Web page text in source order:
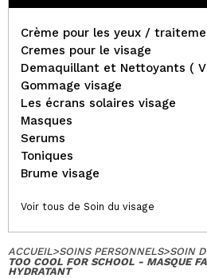
Crème pour les yeux /
Cremes pour le visage
Demaquillant et Nettoyants (
Gommage visage
Les écrans solaires visage
Masques
Serums
Toniques
Brume visage
Voir tous de Soin du visage
ACCUEIL>SOINS PERSONNELS>SOIN
TOO COOL FOR SCHOOL - MASQUE
HYDRATANT